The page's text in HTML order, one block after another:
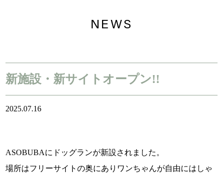
NEWS
新施設・新サイトオープン!!
2025.07.16
ASOBUBAにドッグランが新設されました。
場所はフリーサイトの奥にありワンちゃんが自由にはしゃ